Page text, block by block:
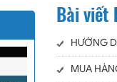
Bài viết
HƯỚNG
MUA